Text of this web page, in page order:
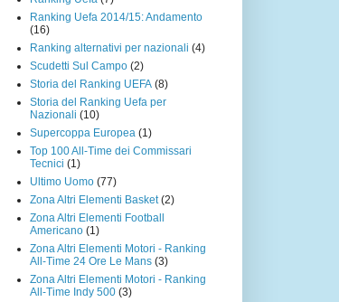
Ranking Uefa 2014/15: Andamento
(16)
Ranking alternativi per nazionali (4)
Scudetti Sul Campo (2)
Storia del Ranking UEFA (8)
Storia del Ranking Uefa per
Nazionali (10)
Supercoppa Europea (1)
Top 100 All-Time dei Commissari
Tecnici (1)
Ultimo Uomo (77)
Zona Altri Elementi Basket (2)
Zona Altri Elementi Football
Americano (1)
Zona Altri Elementi Motori - Ranking
All-Time 24 Ore Le Mans (3)
Zona Altri Elementi Motori - Ranking
All-Time Indy 500 (3)